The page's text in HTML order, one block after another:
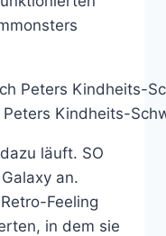
Peters Kindheits-
dazu läuft. SO
an.
Feeling
in dem sie